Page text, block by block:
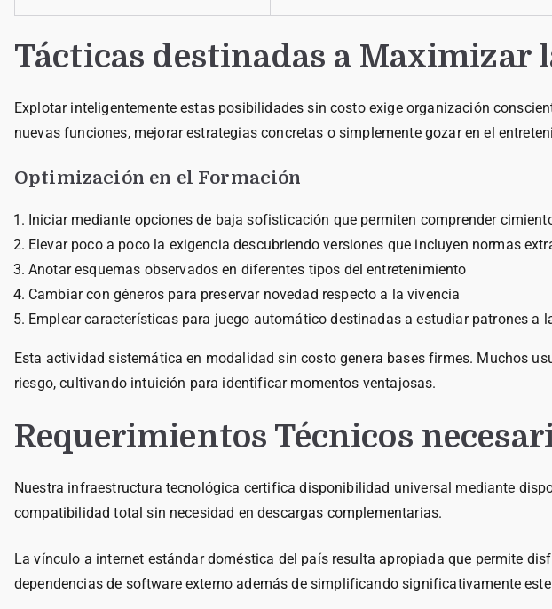
Tácticas destinadas a Maximizar
Explotar inteligentemente estas posibilidades sin costo exige organización
nuevas funciones, mejorar estrategias concretas o simplemente gozar en el
Optimización en el Formación
Iniciar mediante opciones de baja sofisticación que permiten comprender
Elevar poco a poco la exigencia descubriendo versiones que incluyen normas
Anotar esquemas observados en diferentes tipos del entretenimiento
Cambiar con géneros para preservar novedad respecto a la vivencia
Emplear características para juego automático destinadas a estudiar patrones a
Esta actividad sistemática en modalidad sin costo genera bases firmes. Muchos
riesgo, cultivando intuición para identificar momentos ventajosas.
Requerimientos Técnicos
Nuestra infraestructura tecnológica certifica disponibilidad universal mediante
compatibilidad total sin necesidad en descargas complementarias.
La vínculo a internet estándar doméstica del país resulta apropiada que permite
dependencias de software externo además de simplificando significativamente